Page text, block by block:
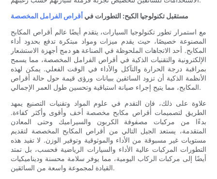
مستقبل تكنولوجيا الكبح: التطورات في أقراص الفرامل المخصصة
مع استمرار تطور تكنولوجيا السيارات، يتقدم أيضًا عالم أقراص المكابح
المصنوعة خصيصًا، حيث يقدم ميزات ومواد مبتكرة تدفع بحدود أداء
المكابح. أحد الاتجاهات الملحوظة في الصناعة هو دمج أجهزة الاستشعار
الإلكترونية والتقنيات الذكية في أقراص الفرامل المخصصة، مما يسمح
بمراقبة درجة الحرارة والتآكل والأداء في الوقت الفعلي. يمكن لهذه
الأنظمة الذكية أن تزود السائقين ببيانات ورؤى قيمة حول حالة أقراص
المكابح، مما يتيح إجراء صيانة استباقية وتحسين طول العمر الإجمالي.
علاوة على ذلك، فإن التقدم في علوم المواد وتقنيات التصنيع يمهد
الطريق لتصميمات أقراص مكابح مخصصة أخف وأقوى وأكثر كفاءة.
بدءًا من مركبات مصفوفة الكربون والسيراميك وحتى المعادن
المتقدمة، يستعد الجيل التالي من أقراص المكابح المخصصة لتقديم
مستويات غير مسبوقة من الأداء والموثوقية وتوفير الوزن. لا تفيد هذه
التطورات المركبات عالية الأداء والسيارات الرياضية فحسب، بل تمتد
أيضًا إلى مركبات الركاب اليومية، مما يوفر سلامة محسنة وديناميكيات
القيادة لمجموعة واسعة من السائقين.